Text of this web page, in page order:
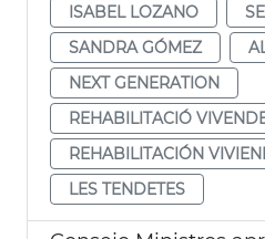
ISABEL LOZANO
SANDRA GÓMEZ
NEXT GENERATION
REHABILITACIÓ
REHABILITACIÓN
LES TENDETES